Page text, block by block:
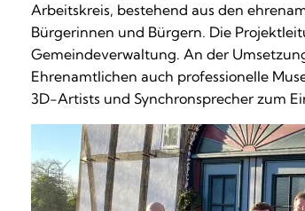
Arbeitskreis, bestehend aus den
Bürgerinnen und Bürgern. Die
Gemeindeverwaltung. An der
Ehrenamtlichen auch professionelle
3D-Artists und Synchronsprecher zum